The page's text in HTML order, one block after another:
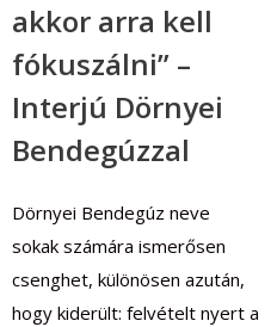
akkor arra kell
fókuszálni” –
Interjú Dörnyei
Bendegúzzal
Dörnyei Bendegúz neve
sokak számára ismerősen
csenghet, különösen azután,
hogy kiderült: felvételt nyert a